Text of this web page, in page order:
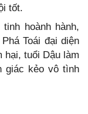
tốt.
hoành hành,
Toái đại diện
hại, tuổi Dậu làm
giác kẻo vô tình